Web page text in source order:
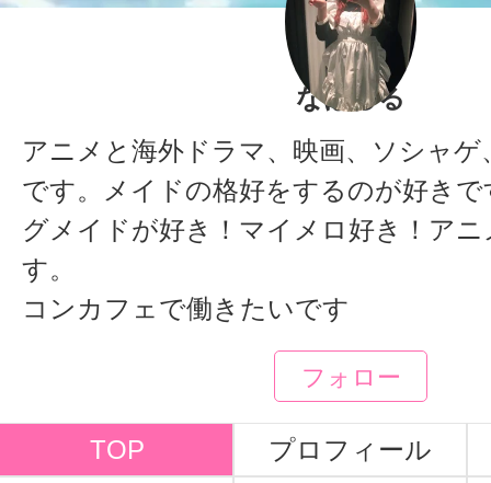
なほるる
アニメと海外ドラマ、映画、ソシャ
です。メイドの格好をするのが好き
グメイドが好き！マイメロ好き！ア
す。
コンカフェで働きたいです
フォロー
TOP
プロフィール